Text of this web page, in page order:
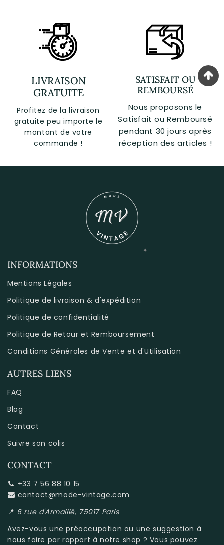
LIVRAISON
GRATUITE
Profitez de la livraison
gratuite peu importe le
montant de votre
commande !
SATISFAIT OU
REMBOURSÉ
Nous proposons le
Satisfait ou Remboursé
pendant 30 jours après
réception des articles !
INFORMATIONS
Mentions Légales
Politique de livraison & d'expédition
Politique de confidentialité
Politique de Retour et Remboursement
Conditions Générales de Vente et d'Utilisation
AUTRES LIENS
FAQ
Blog
Contact
Suivre son colis
CONTACT
+33 7 56 88 10 15
contact@mode-vintage.com
📍 6 rue d'Armaillé, 75017 Paris
Avez-vous une préoccupation ou une suggestion à
nous faire par rapport ànotre shop ? Vous pouvez